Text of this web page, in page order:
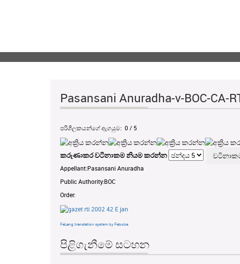
Pasansani Anuradha-v-BOC-CA-
පරිශීලකයන්ගේ ඇගයුම: 0/ 5
කරුණාකර වටිනාකම නියම කරන්න
Appellant:Pasansani Anuradha
Public Authority:BOC
Order:
FaLang translation system by Faboba
පිළිගැනීමේ සටහන